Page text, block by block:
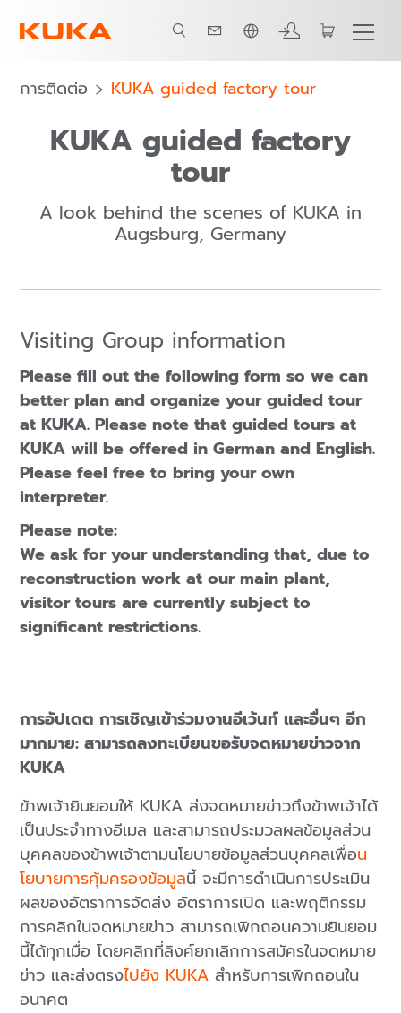
ภาษาไทย / Thai
การติดต่อ KUKA guided factory tour
KUKA guided factory
tour
A look behind the scenes of KUKA in
Augsburg, Germany
Visiting Group information
Please fill out the following form so we can
better plan and organize your guided tour
at KUKA. Please note that guided tours at
KUKA will be offered in German and English.
Please feel free to bring your own
interpreter.
Please note:
We ask for your understanding that, due to
reconstruction work at our main plant,
visitor tours are currently subject to
significant restrictions.
การอัปเดต การเชิญเข้าร่วมงานอีเว้นท์ และอื่นๆ อีก
มากมาย: สามารถลงทะเบียนขอรับจดหมายข่าวจาก
KUKA
ข้าพเจ้ายินยอมให้ KUKA ส่งจดหมายข่าวถึงข้าพเจ้าได้
เป็นประจำทางอีเมล และสามารถประมวลผลข้อมูลส่วน
บุคคลของข้าพเจ้าตามนโยบายข้อมูลส่วนบุคคลเพื่อน
โยบายการคุ้มครองข้อมูลนี้ จะมีการดำเนินการประเมิน
ผลของอัตราการจัดส่ง อัตราการเปิด และพฤติกรรม
การคลิกในจดหมายข่าว สามารถเพิกถอนความยินยอม
นี้ได้ทุกเมื่อ โดยคลิกที่ลิงค์ยกเลิกการสมัครในจดหมาย
ข่าว และส่งตรงไปยัง KUKA สำหรับการเพิกถอนใน
อนาคต